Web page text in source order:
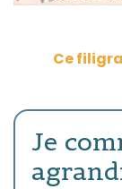
Ce
Je